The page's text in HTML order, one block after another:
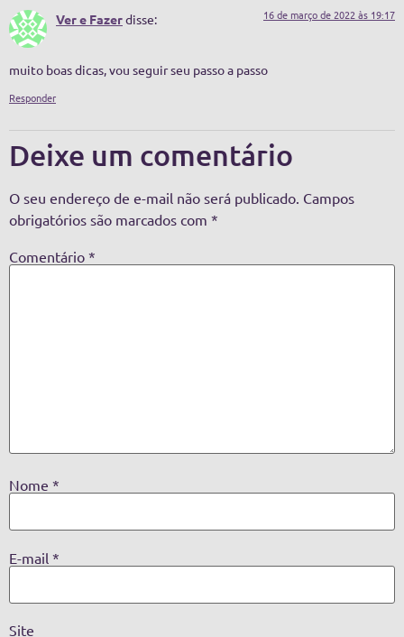
Ver e Fazerdisse: 16 de março de 2022 às 19:17
muito boas dicas, vou seguir seu passo a passo
Responder
Deixe um comentário
O seu endereço de e-mail não será publicado. Campos
obrigatórios são marcados com *
Comentário *
Nome *
E-mail *
Site